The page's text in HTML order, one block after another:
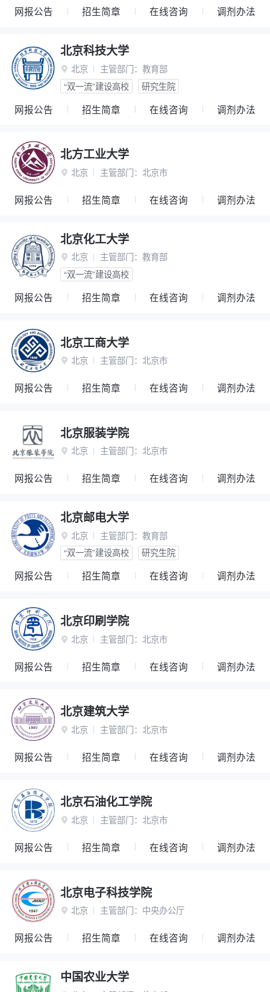
网报公告 招生简章 在线咨询 调剂办法
北京科技大学
 北京 主管部门： 教育部
“双一流”建设高校
研究生院
网报公告 招生简章 在线咨询 调剂办法
北方工业大学
 北京 主管部门： 北京市
网报公告 招生简章 在线咨询 调剂办法
北京化工大学
 北京 主管部门： 教育部
“双一流”建设高校
网报公告 招生简章 在线咨询 调剂办法
北京工商大学
 北京 主管部门： 北京市
网报公告 招生简章 在线咨询 调剂办法
北京服装学院
 北京 主管部门： 北京市
网报公告 招生简章 在线咨询 调剂办法
北京邮电大学
 北京 主管部门： 教育部
“双一流”建设高校
研究生院
网报公告 招生简章 在线咨询 调剂办法
北京印刷学院
 北京 主管部门： 北京市
网报公告 招生简章 在线咨询 调剂办法
北京建筑大学
 北京 主管部门： 北京市
网报公告 招生简章 在线咨询 调剂办法
北京石油化工学院
 北京 主管部门： 北京市
网报公告 招生简章 在线咨询 调剂办法
北京电子科技学院
 北京 主管部门： 中央办公厅
网报公告 招生简章 在线咨询 调剂办法
中国农业大学